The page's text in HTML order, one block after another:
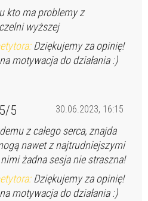
kto ma problemy z
wyższej
Dziękujemy za opinię!
motywacja do działania :)
30.06.2023, 16:15
5/5
z całego serca, znajda
nawet z najtrudniejszymi
żadna sesja nie straszna!
Dziękujemy za opinię!
motywacja do działania :)